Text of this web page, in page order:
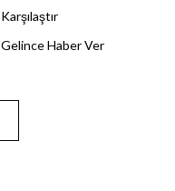
Karşılaştır
Gelince Haber Ver